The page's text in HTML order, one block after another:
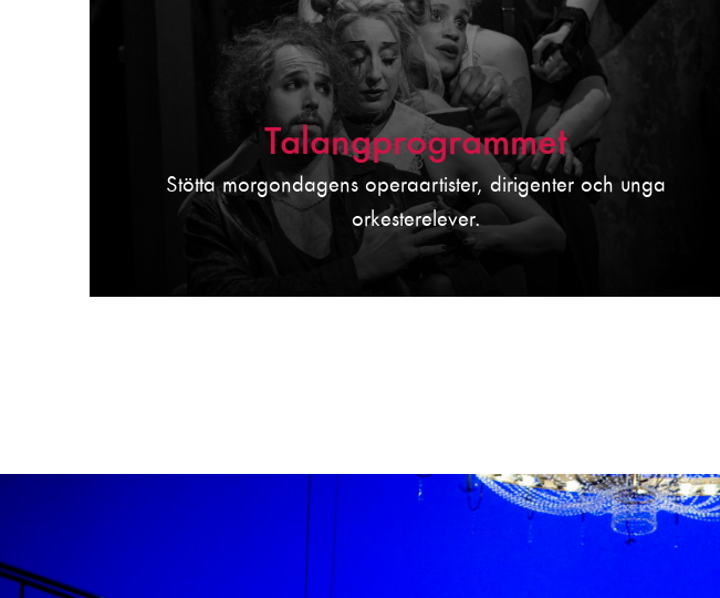
Talangprogrammet
Stötta morgondagens operaartister, dirigenter och unga
orkesterelever.